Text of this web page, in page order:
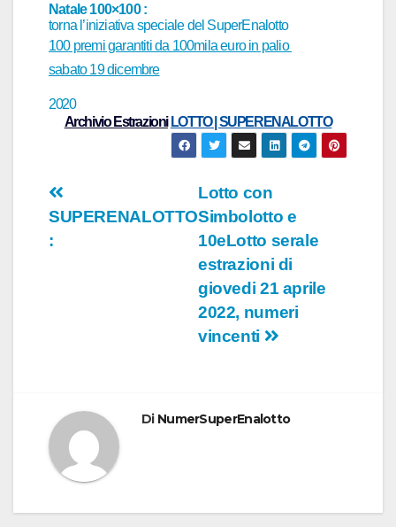
Natale 100×100 :
torna l’iniziativa speciale del SuperEnalotto
100 premi garantiti da 100mila euro in palio
sabato 19 dicembre
2020
Archivio Estrazioni LOTTO | SUPERENALOTTO
Navigazione
articoli
Lotto con
Simbolotto e
10eLotto serale
estrazioni di
giovedi 21 aprile
2022, numeri
vincenti
SUPERENALOTTO
:
Di NumerSuperEnalotto